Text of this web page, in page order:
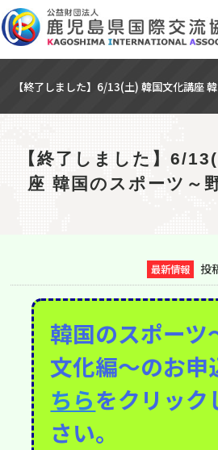
【終了しました】6/13(土) 韓国文化講座
【終了しました】6/
座 韓国のスポーツ～
最新情報 投
韓国のスポーツ
文化編～のお申
ちらをクリック
さい。